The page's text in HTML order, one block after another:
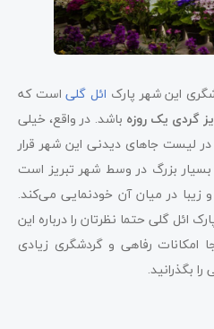
این شهر پارک ائل گلیاست که
گردی یک روزه باشد. در واقع، خیلی
در لیست جاهای دیدنی این شهر قرار
بزرگ در وسط شهر تبریز است
در میان آن خودنمایی می‌کند.
ائل گلی حتما نظرتان را درباره این
رفاهی و گردشگری زیادی
بگذرانید.